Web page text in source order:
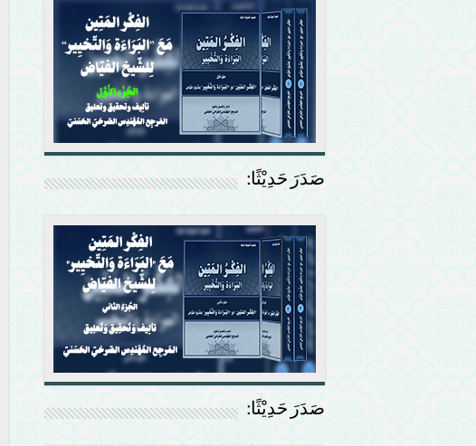
صَدَرَ حَدِيْثًا:
صَدَرَ حَدِيْثًا: